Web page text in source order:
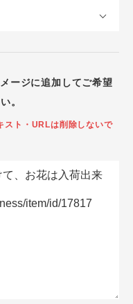
ージに追加してご希望
。
スト・URLは削除しないで